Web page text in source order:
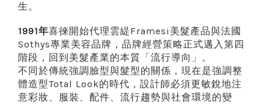
生。
1991年喜徠開始代理雲緹Framesi美髮產品與法國
Sothys專業美容品牌，品牌經營策略正式邁入第四
階段，回到美髮產業的本質「流行導向」。
不同於傳統強調臉型與髮型的關係，現在是強調整
體造型Total Look的時代，設計師必須更敏銳地注
意彩妝、服裝、配件、流行趨勢與社會環境的變